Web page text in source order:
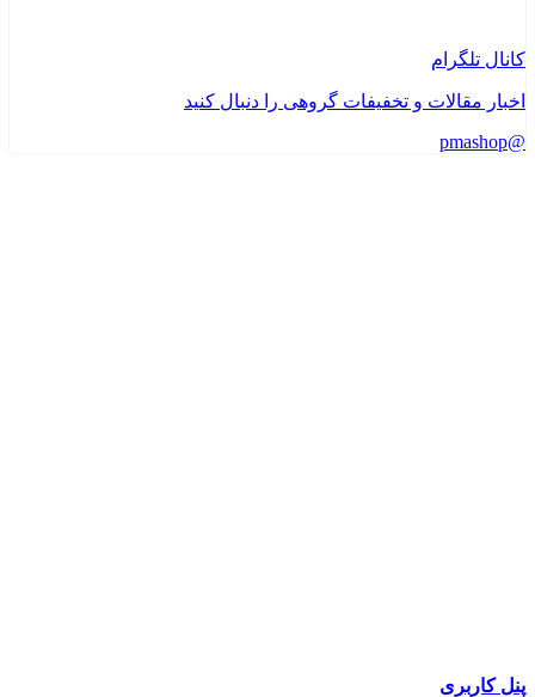
کانال تلگرام
اخبار مقالات و تخفیفات گروهی را دنبال کنید
@pmashop
پنل کاربری